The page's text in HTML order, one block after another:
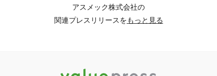
アスメック株式会社の
関連プレスリリースをもっと見る